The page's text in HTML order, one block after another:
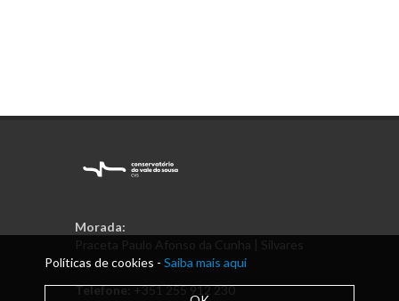
Morada:
Praceta Paulo Afonso da Cunha | Silvares
Telefone:+351 255 912 230
Políticas de cookies - Saiba mais aqui